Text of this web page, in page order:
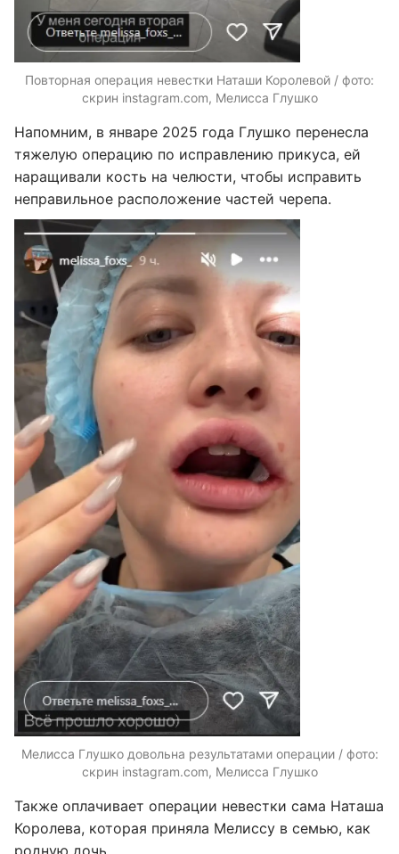
Повторная операция невестки Наташи Королевой / фото:
скрин instagram.com, Мелисса Глушко
Напомним, в январе 2025 года Глушко перенесла
тяжелую операцию по исправлению прикуса, ей
наращивали кость на челюсти, чтобы исправить
неправильное расположение частей черепа.
Мелисса Глушко довольна результатами операции / фото:
скрин instagram.com, Мелисса Глушко
Также оплачивает операции невестки сама Наташа
Королева, которая приняла Мелиссу в семью, как
родную дочь.